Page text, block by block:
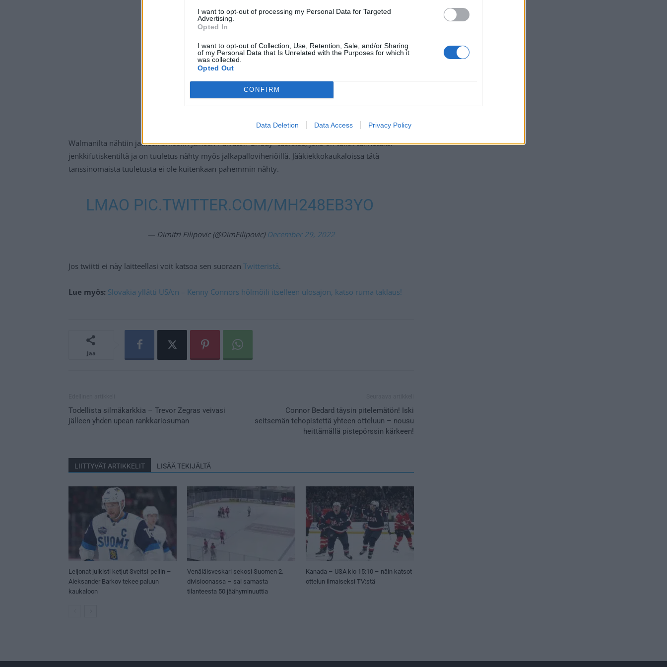
I want to opt-out of processing my Personal Data for Targeted
Advertising.
Opted In
I want to opt-out of Collection, Use, Retention, Sale, and/or Sharing
of my Personal Data that Is Unrelated with the Purposes for which it
was collected.
Opted Out
CONFIRM
Data Deletion Data Access Privacy Policy
Walmanilta nähtiin jatkoaikamaalin jälkeen hulvaton Griddy -tuuletus, joka on tullut tunnetuksi
jenkkifutiskentiltä ja on tuuletus nähty myös jalkapalloviheriöillä. Jääkiekkokaukaloissa tätä
tanssinomaista tuuletusta ei ole kuitenkaan pahemmin nähty.
LMAO PIC.TWITTER.COM/MH248EB3YO
— Dimitri Filipovic (@DimFilipovic) December 29, 2022
Jos twiitti ei näy laitteellasi voit katsoa sen suoraan Twitteristä.
Lue myös: Slovakia yllätti USA:n – Kenny Connors hölmöili itselleen ulosajon, katso ruma taklaus!
Jaa
Todellista silmäkarkkia – Trevor Zegras veivasi
jälleen yhden upean rankkariosuman
Connor Bedard täysin pitelemätön! Iski
seitsemän tehopistettä yhteen otteluun – nousu
heittämällä pistepörssin kärkeen!
LIITTYVÄT ARTIKKELIT LISÄÄ TEKIJÄLTÄ
Leijonat julkisti ketjut Sveitsi-peliin –
Aleksander Barkov tekee paluun
kaukaloon
Venäläisveskari sekosi Suomen 2.
divisioonassa – sai samasta
tilanteesta 50 jäähyminuuttia
Kanada – USA klo 15:10 – näin katsot
ottelun ilmaiseksi TV:stä